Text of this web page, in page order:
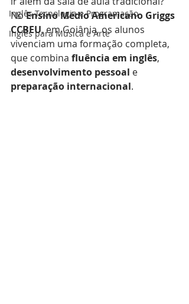
Inglês Tecnologia e Programação
Inglês para Música e Arte
No Ensino Médio Americano Griggs
CCBEU, em Goiânia, os alunos
vivenciam uma formação completa,
que combina fluência em inglês,
desenvolvimento pessoal e
preparação internacional.